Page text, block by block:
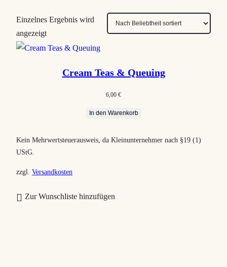
Einzelnes Ergebnis wird
angezeigt
Cream Teas & Queuing
6,00 €
In den Warenkorb
Kein Mehrwertsteuerausweis, da Kleinunternehmer nach §19 (1)
UStG.
zzgl. Versandkosten
Zur Wunschliste hinzufügen